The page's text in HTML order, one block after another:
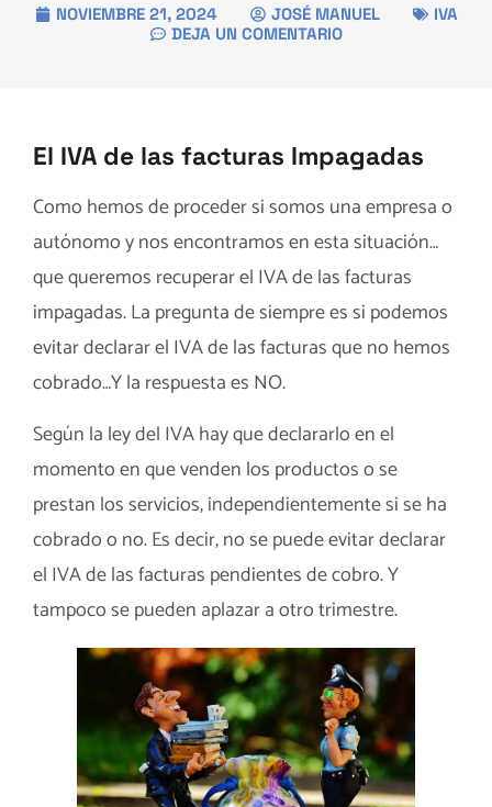
NOVIEMBRE 21, 2024 JOSÉ MANUEL
IVA
DEJA UN COMENTARIO
El IVA de las facturas Impagadas
Como hemos de proceder si somos una empresa o
autónomo y nos encontramos en esta situación…
que queremos recuperar el IVA de las facturas
impagadas. La pregunta de siempre es si podemos
evitar declarar el IVA de las facturas que no hemos
cobrado…Y la respuesta es NO.
Según la ley del IVAhay que declararlo en el
momento en que venden los productos o se
prestan los servicios, independientemente si se ha
cobrado o no. Es decir, no se puede evitar declarar
el IVA de las facturas pendientes de cobro. Y
tampoco se pueden aplazar a otro trimestre.